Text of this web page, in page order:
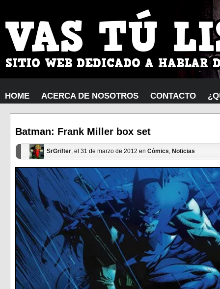
HOME ACERCA DE NOSOTROS CONTACTO
Batman: Frank Miller box set
SrGrifter, el 31 de marzo de 2012 en Cómics, Noticias